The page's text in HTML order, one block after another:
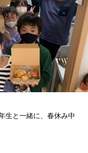
生と一緒に、春休み中